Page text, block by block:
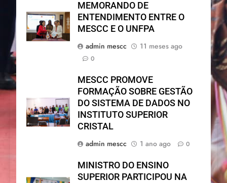
MEMORANDO DE
ENTENDIMENTO ENTRE O
MESCC E O UNFPA
admin mescc
11 meses ago
0
MESCC PROMOVE
FORMAÇÃO SOBRE GESTÃO
DO SISTEMA DE DADOS NO
INSTITUTO SUPERIOR
CRISTAL
admin mescc
1 ano ago 0
MINISTRO DO ENSINO
SUPERIOR PARTICIPOU NA